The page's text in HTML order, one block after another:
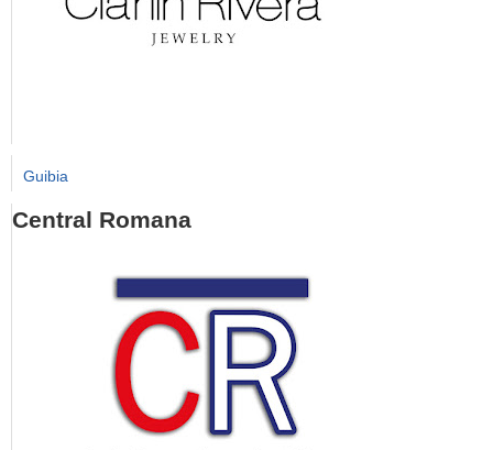
Guibia
Central Romana